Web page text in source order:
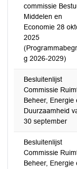
commissie
Middelen en
Economie 28
2025
g 2026-2029)
Besluitenlijst
Commissie
Beheer, Energie
Duurzaamheid
30 september
Besluitenlijst
Commissie
Beheer, Energie